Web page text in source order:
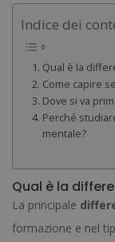
Indice dei
Qual è la
Come capire
Dove si va
Perché
mentale?
Qual è la
La principale
formazione e nel